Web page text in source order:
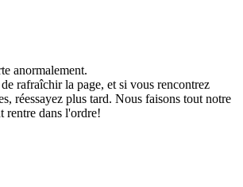
anormalement.
rafraîchir la page, et si vous rencontrez
réessayez plus tard. Nous faisons tout notre
rentre dans l'ordre!